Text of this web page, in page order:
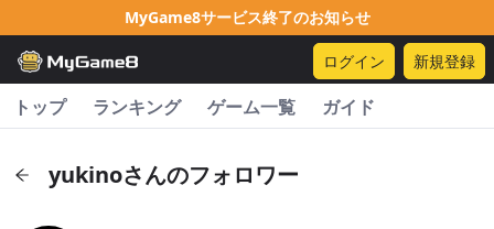
MyGame8サービス終了のお知らせ
ログイン 新規登録
トップ ランキング ゲーム一覧 ガイド
yukinoさんのフォロワー